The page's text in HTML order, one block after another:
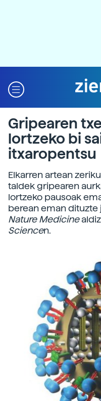
Gripearen
lortzeko bi
itxaropentsu
Elkarren artean
taldek gripearen
lortzeko pausoak
berean eman dituzte
Nature Medicine
Sciencen.